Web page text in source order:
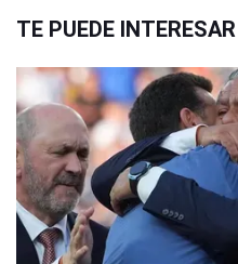
TE PUEDE INTERESAR